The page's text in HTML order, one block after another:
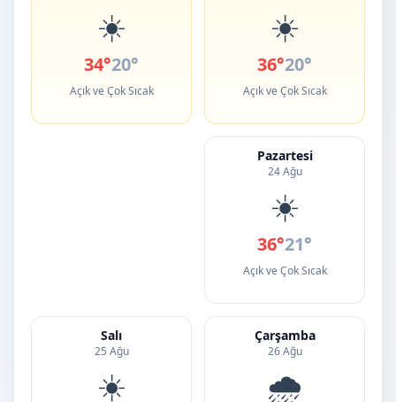
☀️
34°20°
Açık ve Çok Sıcak
☀️
36°20°
Açık ve Çok Sıcak
Pazartesi
24 Ağu
☀️
36°21°
Açık ve Çok Sıcak
Salı
25 Ağu
☀️
Çarşamba
26 Ağu
🌧️